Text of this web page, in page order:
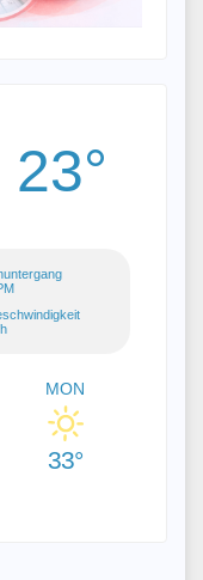
23°
MON
33°